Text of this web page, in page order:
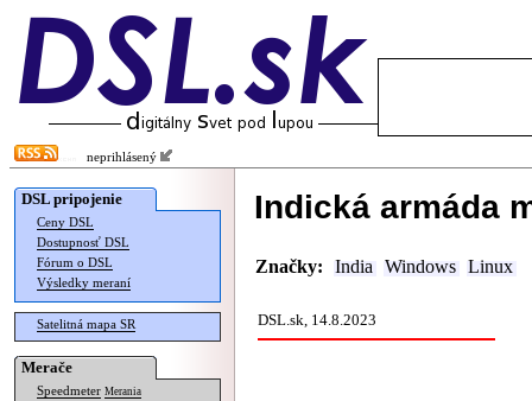
neprihlásený
DSL pripojenie
Ceny DSL
Dostupnosť DSL
Fórum o DSL
Výsledky meraní
Satelitná mapa SR
Merače
Speedmeter Merania
Indická armáda
Značky: India Windows Linux
DSL.sk, 14.8.2023